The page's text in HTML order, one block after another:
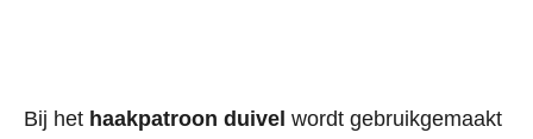
Bij het haakpatroon duivel wordt gebruikgemaakt